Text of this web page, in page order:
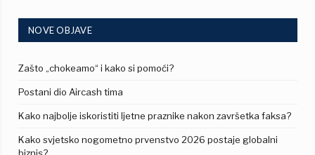
NOVE OBJAVE
Zašto „chokeamo“ i kako si pomoći?
Postani dio Aircash tima
Kako najbolje iskoristiti ljetne praznike nakon završetka faksa?
Kako svjetsko nogometno prvenstvo 2026 postaje globalni
biznis?